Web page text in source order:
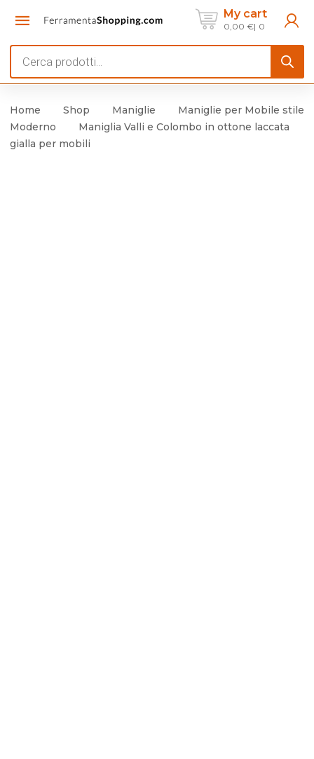
My cart
0,00 € 0
search
Home Shop Maniglie
Maniglie per Mobile stile
Moderno
Maniglia Valli e Colombo in ottone laccata
gialla per mobili